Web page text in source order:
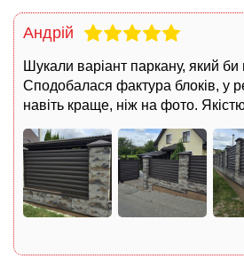
Андрій
Шукали варіант паркану, який би
Сподобалася фактура блоків, у
навіть краще, ніж на фото.